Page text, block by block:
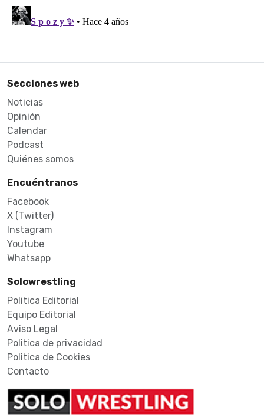
Secciones web
Noticias
Opinión
Calendar
Podcast
Quiénes somos
Encuéntranos
Facebook
X (Twitter)
Instagram
Youtube
Whatsapp
Solowrestling
Politica Editorial
Equipo Editorial
Aviso Legal
Politica de privacidad
Politica de Cookies
Contacto